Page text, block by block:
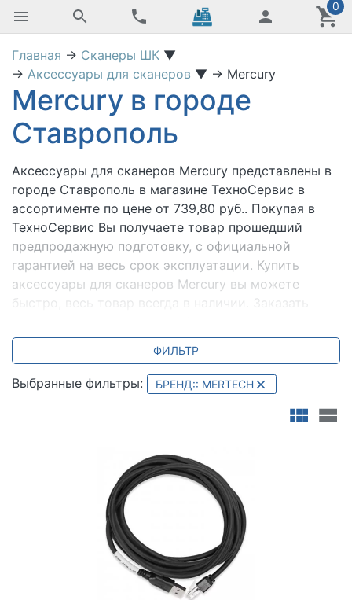
0
Главная → Сканеры ШК ▼
→ Аксессуары для сканеров ▼ → Mercury
Mercury в городе
Ставрополь
Аксессуары для сканеров Mercury представлены в
городе Ставрополь в магазине ТехноСервис в
ассортименте по цене от 739,80 руб.. Покупая в
ТехноСервис Вы получаете товар прошедший
предпродажную подготовку, с официальной
гарантией на весь срок эксплуатации. Купить
аксессуары для сканеров Mercury вы можете
быстро, весь товар всегда в наличии. Заказать
Ставрополь можно с доставкой и настройкой.
Всегда для вас специальные предложения и акции.
Мы всегда готовы ответить на ваши вопросы по
телефону +7 (800) 2018-054.
ФИЛЬТР
Выбранные фильтры: БРЕНД:: MERTECH